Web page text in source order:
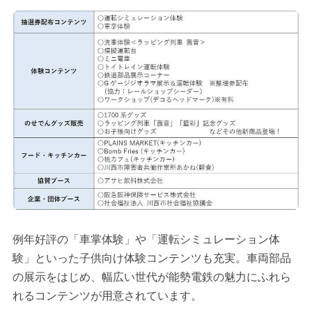
例年好評の「車掌体験」や「運転シミュレーション体
験」といった子供向け体験コンテンツも充実。車両部品
の展示をはじめ、幅広い世代が能勢電鉄の魅力にふれら
れるコンテンツが用意されています。